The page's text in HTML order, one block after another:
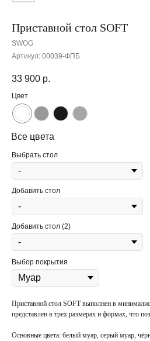
Приставной стол SOFT
SWOG
Артикул: 00039-ФПБ
33 900 р.
Цвет
Все цвета
Выбрать стол
Добавить стол
Добавить стол (2)
Выбор покрытия
Приставной стол SOFT выполнен в
представлен в трех размерах и формах, что
Основные цвета: белый муар, серый муар,